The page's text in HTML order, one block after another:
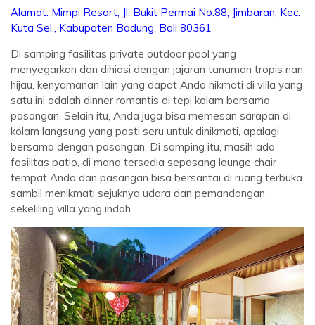
Alamat: Mimpi Resort, Jl. Bukit Permai No.88, Jimbaran, Kec.
Kuta Sel., Kabupaten Badung, Bali 80361
Di samping fasilitas private outdoor pool yang
menyegarkan dan dihiasi dengan jajaran tanaman tropis nan
hijau, kenyamanan lain yang dapat Anda nikmati di villa yang
satu ini adalah dinner romantis di tepi kolam bersama
pasangan. Selain itu, Anda juga bisa memesan sarapan di
kolam langsung yang pasti seru untuk dinikmati, apalagi
bersama dengan pasangan. Di samping itu, masih ada
fasilitas patio, di mana tersedia sepasang lounge chair
tempat Anda dan pasangan bisa bersantai di ruang terbuka
sambil menikmati sejuknya udara dan pemandangan
sekeliling villa yang indah.